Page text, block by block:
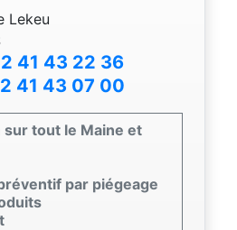
Lekeu
41 43 22 36
41 43 07 00
tout le Maine et
par piégeage